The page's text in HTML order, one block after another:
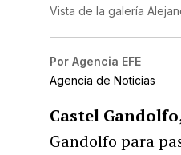
Vista de la galería
Por Agencia EFE
Agencia de Noticias
Castel
Gandolfo para